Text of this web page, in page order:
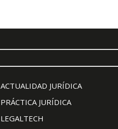
ACTUALIDAD JURÍDICA
PRÁCTICA JURÍDICA
LEGALTECH